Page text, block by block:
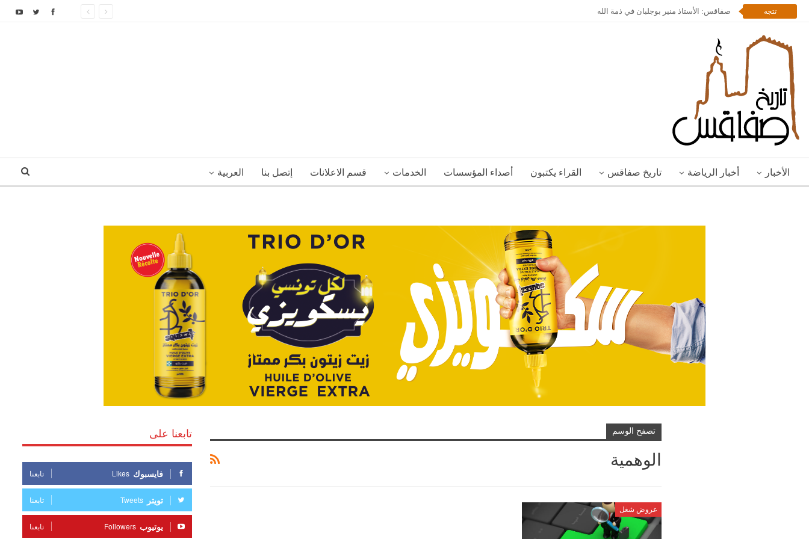
تتجه صفاقس: الأستاذ منير بوجلبان في ذمة الله
الأخبار أخبار الرياضة تاريخ صفاقس القراء يكتبون أصداء المؤسسات الخدمات قسم الاعلانات إتصل بنا العربية
تصفح الوسم
الوهمية
عروض شغل
تابعنا على
فايسبوك Likes تابعنا
تويتر Tweets تابعنا
يوتيوب Followers تابعنا